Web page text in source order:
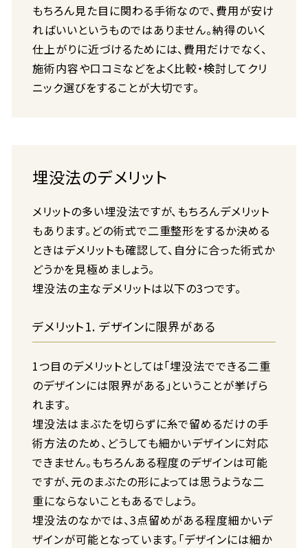
もちろん見た目に関わる手術なので、費用が安け
ればいいというものではありません。納得のいく
仕上がりに近づけるためには、費用だけでなく、
施術内容や口コミなどをよく比較・検討してクリ
ニック選びをすることが大切です。
埋没法のデメリット
メリットの多い埋没法ですが、もちろんデメリット
もあります。どの術式で二重整形をするか決める
ときはデメリットも確認して、自分に合った術式か
どうかを見極めましょう。
埋没法の主なデメリットは以下の3つです。
デメリット1. デザインに限界がある
1つ目のデメリットとしては「埋没法でできる二重
のデザインには限界がある」ということが挙げら
れます。
埋没法はまぶたを切らずに糸で留めるだけの手
術方法のため、どうしても細かいデザインに対応
できません。もちろんある程度のデザインは可能
ですが、元のまぶたの形によっては思うような二
重にならないこともあるでしょう。
埋没法のなかでは、3点留めがある程度細かいデ
ザインが可能となっています。「デザインには細か